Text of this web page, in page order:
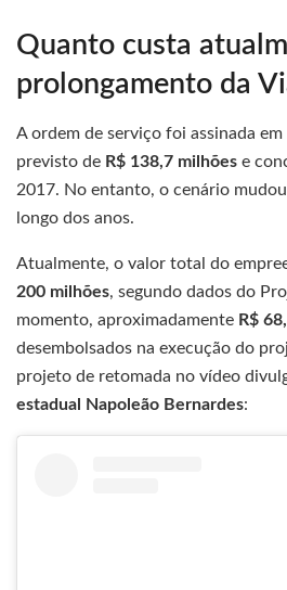
Quanto custa
prolongamento da
A ordem de serviço foi assinada
previsto de R$ 138,7 milhões e
2017. No entanto, o cenário
longo dos anos.
Atualmente, o valor total do
200 milhões, segundo dados do
momento, aproximadamente R$
desembolsados na execução do
projeto de retomada no vídeo
estadual Napoleão Bernardes: